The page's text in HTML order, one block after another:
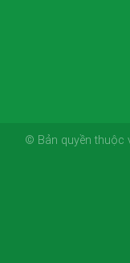
© Bản quyền thuộc